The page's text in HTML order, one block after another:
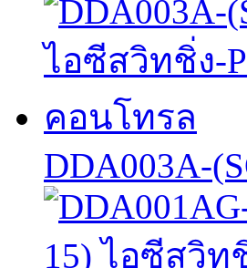
DDA003A-